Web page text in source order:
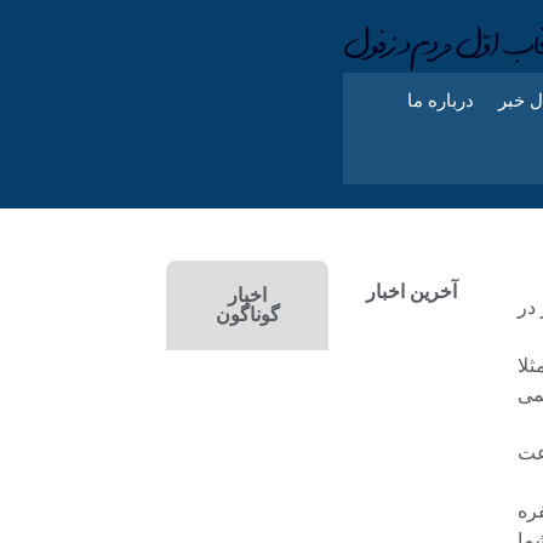
خبر درباره ما
آخرین اخبار
اخبار
گوناگون